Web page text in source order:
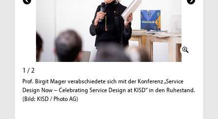
1 / 2
Prof. Birgit Mager verabschiedete sich mit der Konferenz „Service
Design Now – Celebrating Service Design at KISD“ in den Ruhestand.
(Bild: KISD / Photo AG)